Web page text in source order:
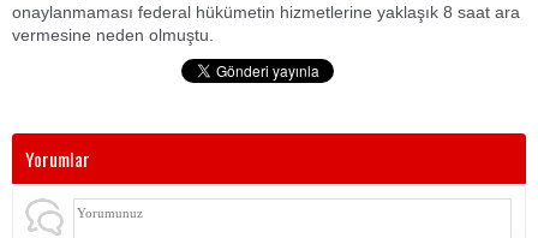
onaylanmaması federal hükümetin hizmetlerine yaklaşık 8 saat ara
vermesine neden olmuştu.
Yorumlar